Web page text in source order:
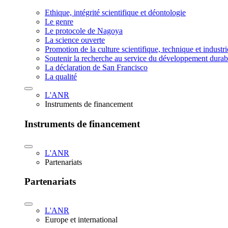
Ethique, intégrité scientifique et déontologie
Le genre
Le protocole de Nagoya
La science ouverte
Promotion de la culture scientifique, technique et
Soutenir la recherche au service du développement
La déclaration de San Francisco
La qualité
L'ANR
Instruments de financement
Instruments de financement
L'ANR
Partenariats
Partenariats
L'ANR
Europe et international